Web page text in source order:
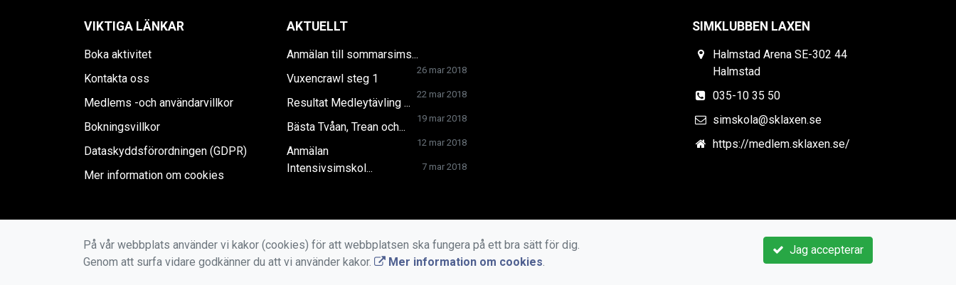
VIKTIGA LÄNKAR
Boka aktivitet
Kontakta oss
Medlems -och användarvillkor
Bokningsvillkor
Dataskyddsförordningen (GDPR)
Mer information om cookies
AKTUELLT
Anmälan till sommarsims...
26 mar 2018
Vuxencrawl steg 1
22 mar 2018
Resultat Medleytävling ...
19 mar 2018
Bästa Tvåan, Trean och...
12 mar 2018
Anmälan
Intensivsimskol...
7 mar 2018
SIMKLUBBEN LAXEN
Halmstad Arena SE-302 44
Halmstad
035-10 35 50
simskola@sklaxen.se
https://medlem.sklaxen.se/
Jag accepterar
På vår webbplats använder vi kakor (cookies) för att webbplatsen ska fungera på ett bra sätt för dig.
Genom att surfa vidare godkänner du att vi använder kakor.
Mer information om cookies.